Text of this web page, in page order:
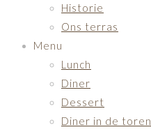
Historie
Ons terras
Menu
Lunch
Diner
Dessert
Diner in de toren